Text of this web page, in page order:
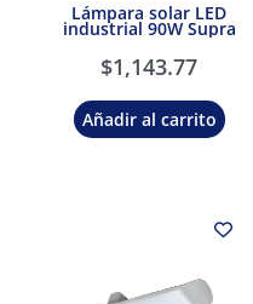
Lámpara solar LED
industrial 90W Supra
$1,143.77
Añadir al carrito